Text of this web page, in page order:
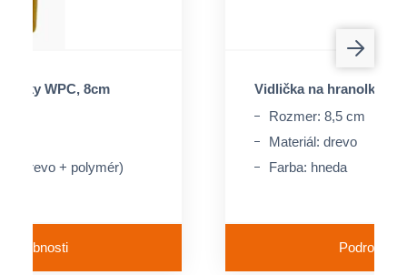
WPC, 8cm
(drevo + polymér)
Vidlička na hranolky z
Rozmer: 8,5 cm
Materiál: drevo
Farba: hneda